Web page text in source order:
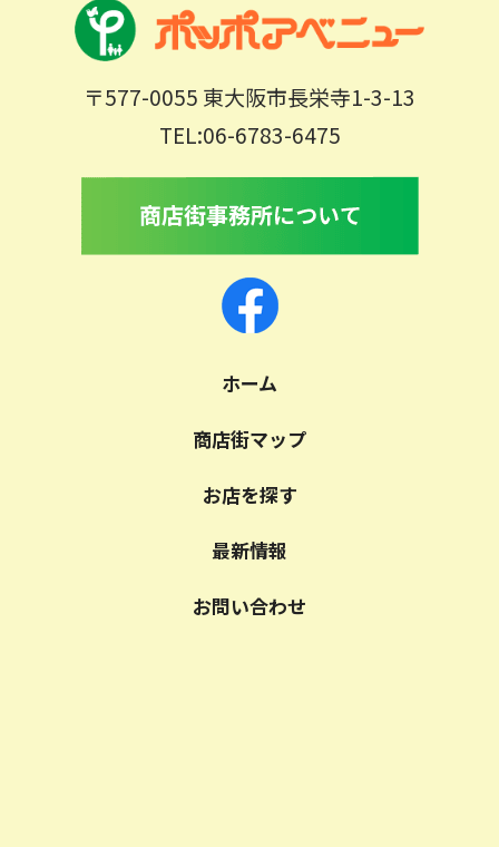
〒577-0055 東大阪市長栄寺1-3-13
TEL:06-6783-6475
ホーム
商店街マップ
お店を探す
最新情報
お問い合わせ